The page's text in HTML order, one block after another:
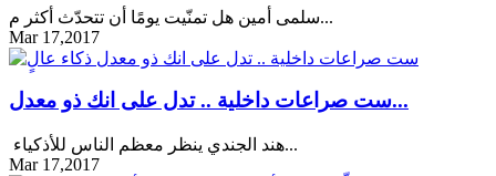
سلمى أمين هل تمنّيت يومًا أن تتحدّث أكثر م...
Mar 17,2017
ست صراعات داخلية .. تدل على انك ذو معدل...
هند الجندي ينظر معظم الناس للأذكياء...
Mar 17,2017